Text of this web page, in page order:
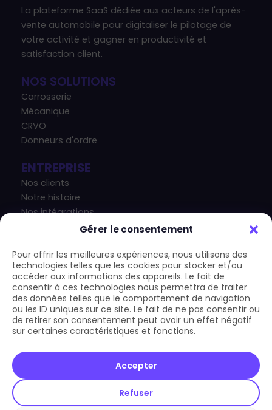
Gérer le consentement
Pour offrir les meilleures expériences, nous utilisons des
technologies telles que les cookies pour stocker et/ou
accéder aux informations des appareils. Le fait de
consentir à ces technologies nous permettra de traiter
des données telles que le comportement de navigation
ou les ID uniques sur ce site. Le fait de ne pas consentir ou
de retirer son consentement peut avoir un effet négatif
sur certaines caractéristiques et fonctions.
Accepter
Refuser
La plateforme SaaS dédiée aux acteurs de l'après-
vente automobile pour digitaliser le pilotage de
votre activité et gagner en productivité et
satisfaction client.
NOS SOLUTIONS
Carrosserie
Mécanique
CRVO
Donneurs d'ordre
ENTREPRISE
Nos clients
Notre histoire
Nos intégrations
Nos actualités
CONTACT
+33 4 83 43 33 07
contact@carform.io
Copyright © 2026 Carform.io | Tous droits réservés